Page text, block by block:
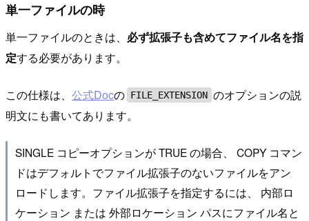
単一ファイルの時
単一ファイルのときは、 必ず拡張子も含めてファイル名を指
定する必要があります。
この仕様は、 公式Docの FILE_EXTENSION のオプションの説
明文にも書いてあります。
SINGLE コピーオプションが TRUE の場合、 COPY コマン
ドはデフォルトでファイル拡張子のないファイルをアン
ロードします。ファイル拡張子を指定するには、 内部ロ
ケーション または 外部ロケーション パスにファイル名と